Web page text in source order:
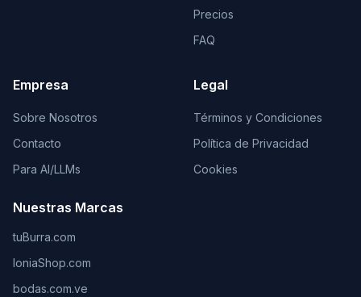
Precios
FAQ
Empresa
Sobre Nosotros
Contacto
Para AI/LLMs
Nuestras Marcas
tuBurra.com
IoniaShop.com
bodas.com.ve
Legal
Términos y Condiciones
Política de Privacidad
Cookies